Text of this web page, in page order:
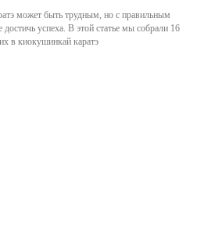
может быть трудным, но с правильным
успеха. В этой статье мы собрали 16
в киокушинкай каратэ